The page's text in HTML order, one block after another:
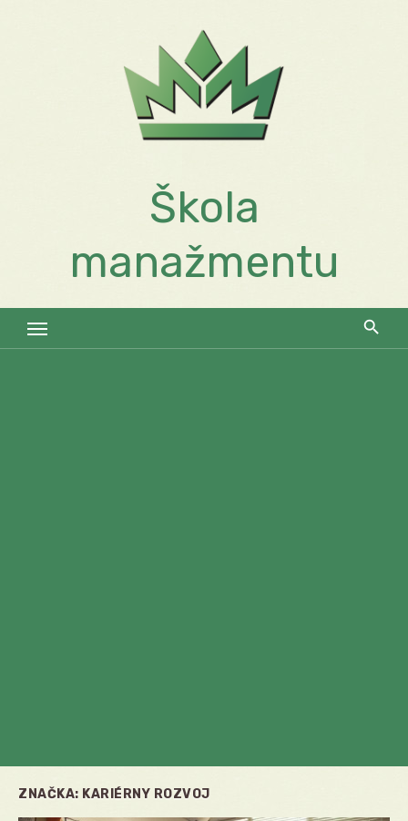
Škola
manažmentu
ZNAČKA: KARIÉRNY ROZVOJ